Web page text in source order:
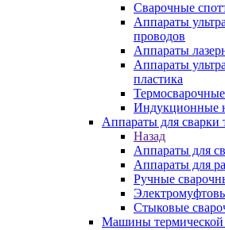
Сварочные
Аппараты
проводов
Аппараты
Аппараты
пластика
Индукционные
Аппараты для сварки
Назад
Аппараты для
Аппараты для
Ручные
Стыковые
Машины термической